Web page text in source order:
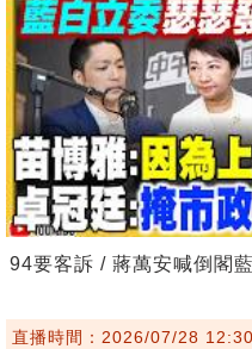
94要客訴 / 蔣萬安喊倒閣
直播時間：2026/07/28 12:30